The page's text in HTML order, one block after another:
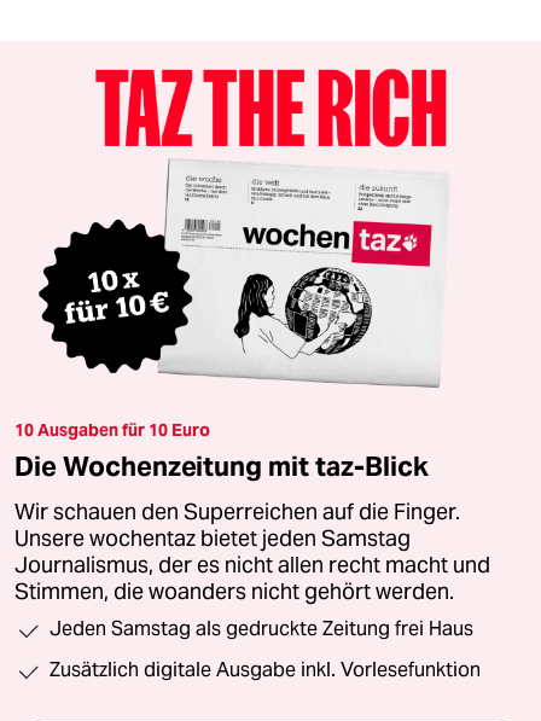
10 Ausgaben für 10 Euro
Die Wochenzeitung mit taz-Blick
Wir schauen den Superreichen auf die Finger.
Unsere wochentaz bietet jeden Samstag
Journalismus, der es nicht allen recht macht und
Stimmen, die woanders nicht gehört werden.
Jeden Samstag als gedruckte Zeitung frei Haus
Zusätzlich digitale Ausgabe inkl. Vorlesefunktion